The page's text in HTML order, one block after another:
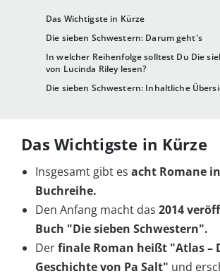
Das Wichtigste in Kürze
Die sieben Schwestern: Darum geht's
In welcher Reihenfolge solltest Du Die
von Lucinda Riley lesen?
Die sieben Schwestern: Inhaltliche
Das Wichtigste in Kürze
Insgesamt gibt es acht Romane
Buchreihe.
Den Anfang macht das 2014
Buch "Die sieben Schwestern".
Derfinale Roman heißt "Atlas –
Geschichte von Pa Salt" und